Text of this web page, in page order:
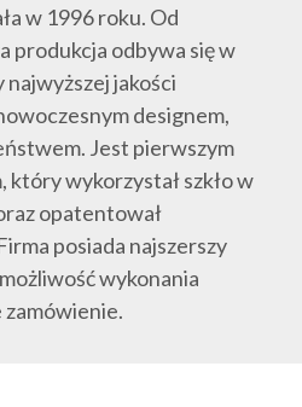
w 1996 roku. Od
produkcja odbywa się w
jakości
designem,
Jest pierwszym
który wykorzystał szkło w
opatentował
posiada najszerszy
wykonania
zamówienie.